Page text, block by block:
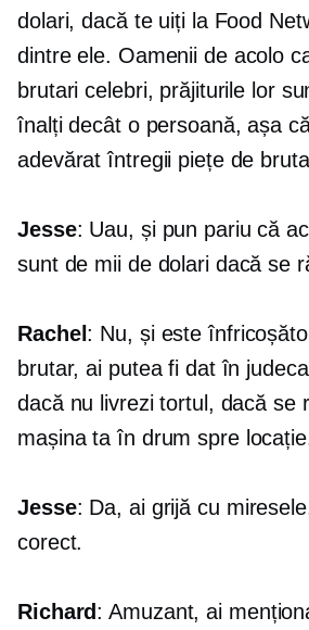
dolari, dacă te uiți la Food
dintre ele. Oamenii de acolo
brutari celebri, prăjiturile lor
înalți decât o persoană, așa
adevărat întregii piețe de
Jesse: Uau, și pun pariu că
sunt de mii de dolari dacă se
Rachel : Nu, și este
brutar, ai putea fi dat în
dacă nu livrezi tortul, dacă se
mașina ta în drum spre
Jesse: Da, ai grijă cu
corect.
Richard: Amuzant, ai